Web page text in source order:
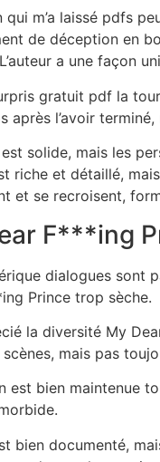
qui m’a laissé pdfs
de déception en
a une façon
gratuit pdf la
après l’avoir
est solide, mais les
riche et détaillé,
et se recroisent,
F***ing
dialogues sont
Prince trop sèche.
la diversité My
mais pas
est bien maintenue
bien documenté,